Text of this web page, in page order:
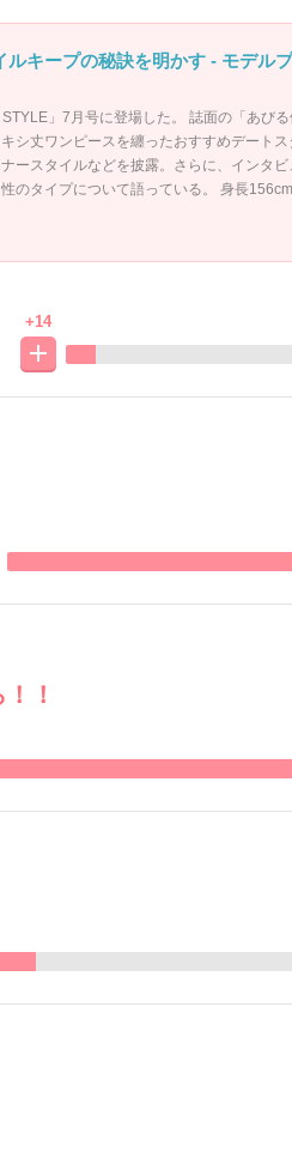
キープの秘訣を明かす - モデル
」7月号に登場した。 誌面の「あび
シ丈ワンピースを纏ったおすすめデートス
ースタイルなどを披露。さらに、インタビ
のタイプについて語っている。 身長
+14
！